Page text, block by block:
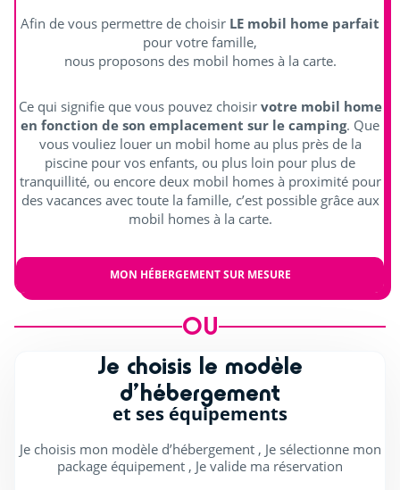
Animations
Spectacles
Animations en journée et soirée
Afin de vous permettre de choisir LE mobil home parfait
pour votre famille,
nous proposons des mobil homes à la carte.
Ce qui signifie que vous pouvez choisir votre mobil home
en fonction de son emplacement sur le camping. Que
vous vouliez louer un mobil home au plus près de la
piscine pour vos enfants, ou plus loin pour plus de
tranquillité, ou encore deux mobil homes à proximité pour
des vacances avec toute la famille, c’est possible grâce aux
mobil homes à la carte.
MON HÉBERGEMENT SUR MESURE
OU
Je choisis le modèle
d’hébergement
et ses équipements
Je choisis mon modèle d’hébergement , Je sélectionne mon
package équipement , Je valide ma réservation